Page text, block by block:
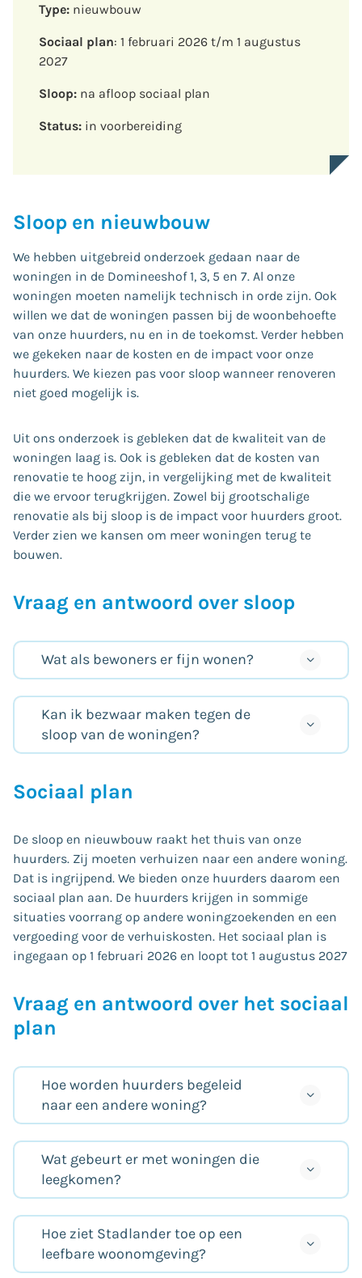
Type: nieuwbouw
Sociaal plan: 1 februari 2026 t/m 1 augustus
2027
Sloop: na afloop sociaal plan
Status: in voorbereiding
Sloop en nieuwbouw
We hebben uitgebreid onderzoek gedaan naar de
woningen in de Domineeshof 1, 3, 5 en 7. Al onze
woningen moeten namelijk technisch in orde zijn. Ook
willen we dat de woningen passen bij de woonbehoefte
van onze huurders, nu en in de toekomst. Verder hebben
we gekeken naar de kosten en de impact voor onze
huurders. We kiezen pas voor sloop wanneer renoveren
niet goed mogelijk is.
Uit ons onderzoek is gebleken dat de kwaliteit van de
woningen laag is. Ook is gebleken dat de kosten van
renovatie te hoog zijn, in vergelijking met de kwaliteit
die we ervoor terugkrijgen. Zowel bij grootschalige
renovatie als bij sloop is de impact voor huurders groot.
Verder zien we kansen om meer woningen terug te
bouwen.
Vraag en antwoord over sloop
Wat als bewoners er fijn wonen?
Kan ik bezwaar maken tegen de
sloop van de woningen?
Sociaal plan
De sloop en nieuwbouw raakt het thuis van onze
huurders. Zij moeten verhuizen naar een andere woning.
Dat is ingrijpend. We bieden onze huurders daarom een
sociaal plan aan. De huurders krijgen in sommige
situaties voorrang op andere woningzoekenden en een
vergoeding voor de verhuiskosten. Het sociaal plan is
ingegaan op 1 februari 2026 en loopt tot 1 augustus 2027
Vraag en antwoord over het sociaal
plan
Hoe worden huurders begeleid
naar een andere woning?
Wat gebeurt er met woningen die
leegkomen?
Hoe ziet Stadlander toe op een
leefbare woonomgeving?